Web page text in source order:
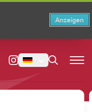
Anzeigen
Switch ×